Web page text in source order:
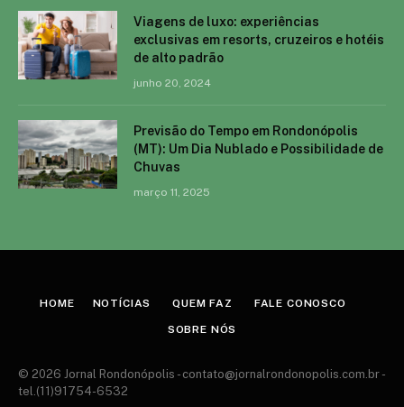
Viagens de luxo: experiências
exclusivas em resorts, cruzeiros e hotéis
de alto padrão
junho 20, 2024
Previsão do Tempo em Rondonópolis
(MT): Um Dia Nublado e Possibilidade de
Chuvas
março 11, 2025
HOME NOTÍCIAS QUEM FAZ FALE CONOSCO
SOBRE NÓS
© 2026 Jornal Rondonópolis - contato@jornalrondonopolis.com.br -
tel.(11)91754-6532